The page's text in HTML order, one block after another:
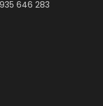
646 283